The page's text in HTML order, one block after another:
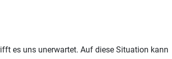
es uns unerwartet. Auf diese Situation kann